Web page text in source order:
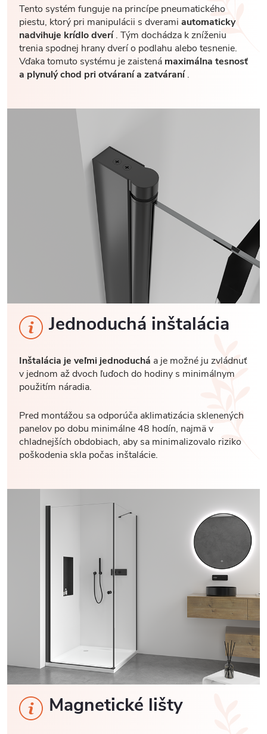
Tento systém funguje na princípe pneumatického
piestu, ktorý pri manipulácii s dverami automaticky
nadvihuje krídlo dverí. Tým dochádza k zníženiu
trenia spodnej hrany dverí o podlahu alebo tesnenie.
Vďaka tomuto systému je zaistená maximálna tesnosť
a plynulý chod pri otváraní a zatváraní.
Jednoduchá inštalácia
Inštalácia je veľmi jednoduchá a je možné ju zvládnuť
v jednom až dvoch ľuďoch do hodiny s minimálnym
použitím náradia.
Pred montážou sa odporúča aklimatizácia sklenených
panelov po dobu minimálne 48 hodín, najmä v
chladnejších obdobiach, aby sa minimalizovalo riziko
poškodenia skla počas inštalácie.
Magnetické lišty